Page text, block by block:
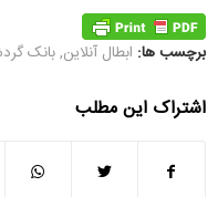
برچسب ها: ابطال آنلاین,بانک
اشتراک این مطلب